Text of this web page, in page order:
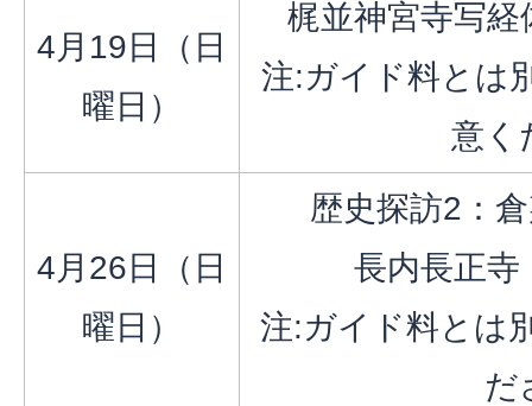
4月19日（日
曜日）
梶並神宮寺写経
注:ガイド料とは
意く
4月26日（日
曜日）
歴史探訪2：
長内長正寺
注:ガイド料とは
だ